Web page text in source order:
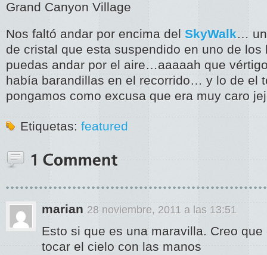
Grand Canyon Village
Nos faltó andar por encima del SkyWalk…
de cristal que esta suspendido en uno de los
puedas andar por el aire…aaaaah que
había barandillas en el recorrido… y lo de el
pongamos como excusa que era muy caro
Etiquetas: featured
marian 28 noviembre, 2011 a las 13:51
Esto si que es una maravilla. Creo
tocar el cielo con las manos